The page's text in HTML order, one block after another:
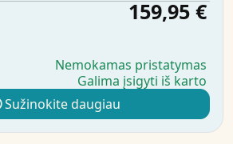
159,95 €
Nemokamas pristatymas
Galima įsigyti iš karto
Sužinokite daugiau